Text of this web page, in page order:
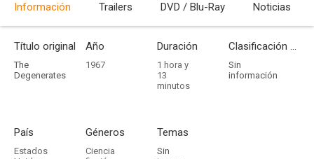
Información Trailers DVD / Blu-Ray Noticias
Título original
The
Degenerates
Año
1967
Duración
1 hora y
13
minutos
Clasificación por edades
Sin
información
País
Estados
Géneros
Ciencia
Temas
Sin